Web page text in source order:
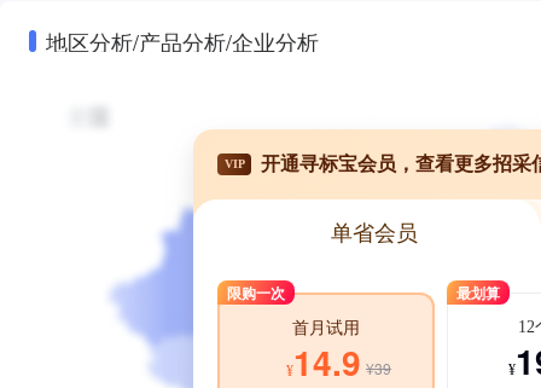
地区分析/产品分析/企业分析
VIP 开通寻标宝会员，查看更多招采
单省会员
限购一次
首月试用
¥14.9 ¥39
最划算
12
¥